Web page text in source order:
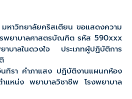
วิทยาลัยคริสเตียน ขอแสดงความ
พยาบาลศาสตรบัณฑิต รหัส 590xxx
าบาลในดวงใจ ประเภทผู้ปฏิบัติการ
คำภาแสง ปฏิบัติงานแผนกห้อง
แหน่ง พยาบาลวิชาชีพ โรงพยาบาล